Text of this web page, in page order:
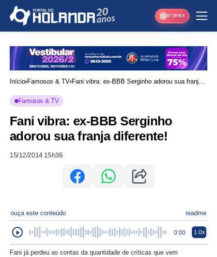
STORIES
Início Famosos & TV Fani vibra: ex-BBB Serginho adorou sua franja
Famosos & TV
Fani vibra: ex-BBB Serginho
adorou sua franja diferente!
15/12/2014 15h36
ouça este conteúdo readme
0:00 1.0x
Fani já perdeu as contas da quantidade de críticas que vem